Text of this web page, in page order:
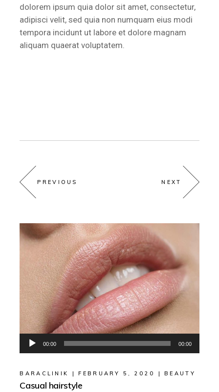
dolorem ipsum quia dolor sit amet, consectetur,
adipisci velit, sed quia non numquam eius modi
tempora incidunt ut labore et dolore magnam
aliquam quaerat voluptatem.
PREVIOUS NEXT
Audio
Player
00:00 00:00
BARACLINIK FEBRUARY 5, 2020 BEAUTY
Casual hairstyle